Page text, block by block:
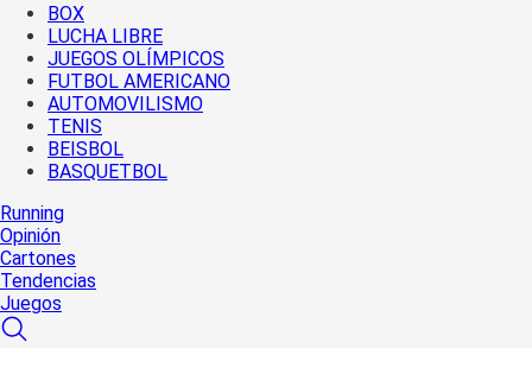
BOX
LUCHA LIBRE
JUEGOS OLÍMPICOS
FUTBOL AMERICANO
AUTOMOVILISMO
TENIS
BEISBOL
BASQUETBOL
Running
Opinión
Cartones
Tendencias
Juegos